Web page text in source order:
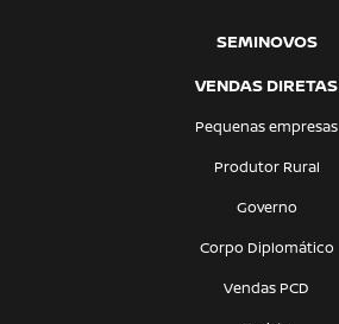
SEMINOVOS
VENDAS DIRETAS
Pequenas empresas
Produtor Rural
Governo
Corpo Diplomático
Vendas PCD